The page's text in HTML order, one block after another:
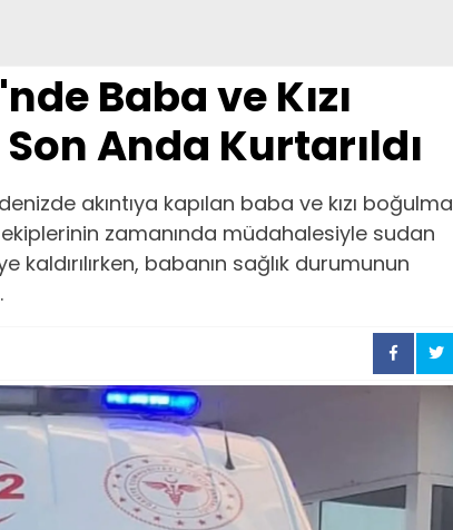
Baba ve Kızı
Anda Kurtarıldı
akıntıya kapılan baba ve kızı boğulma
zamanında müdahalesiyle sudan
kaldırılırken, babanın sağlık durumunun